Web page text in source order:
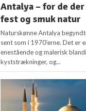
Antalya – for de
fest og smuk natur
Naturskønne Antalya
sent som i 1970’erne. Det er
enestående og malerisk
kyststrækninger, og...